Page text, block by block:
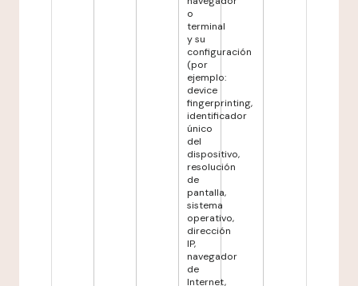
o
terminal
y su
configuración
(por
ejemplo:
device
fingerprinting,
identificador
único
del
dispositivo,
resolución
de
pantalla,
sistema
operativo,
dirección
IP,
navegador
de
Internet,